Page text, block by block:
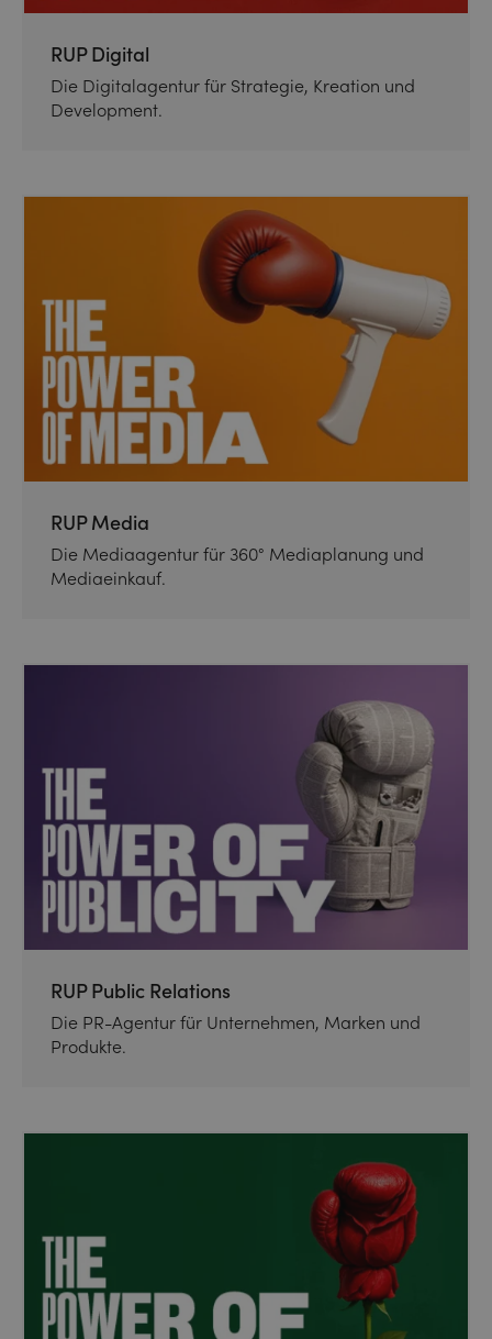
RUP Digital
Die Digitalagentur für Strategie, Kreation und
Development.
RUP Media
Die Mediaagentur für 360° Mediaplanung und
Mediaeinkauf.
RUP Public Relations
Die PR-Agentur für Unternehmen, Marken und
Produkte.